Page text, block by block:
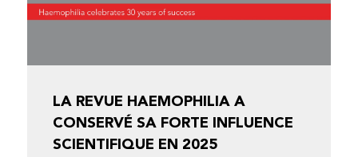
LA REVUE HAEMOPHILIA A
CONSERVÉ SA FORTE INFLUENCE
SCIENTIFIQUE EN 2025